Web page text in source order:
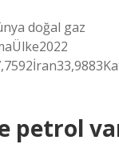
doğal gaz
petrol